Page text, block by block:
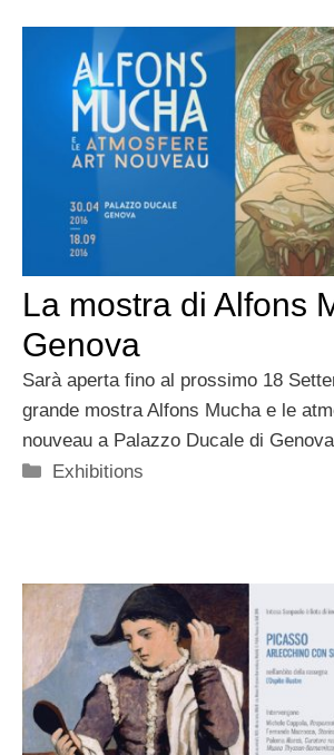
La mostra di Alfons
Genova
Sarà aperta fino al prossimo 18
grande mostra Alfons Mucha e le
nouveau a Palazzo Ducale di
Categorie
Exhibitions